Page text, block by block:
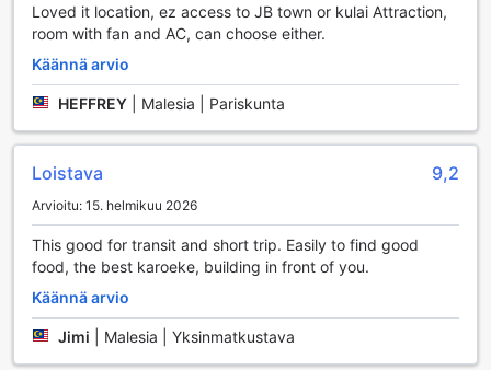
jokainen huone on varusteltu huolellisesti. Huoneet on
varustettu tehokkaalla ilmastoinnilla, joka takaa, että voit
nauttia raikkaasta ja miellyttävästä sisäilmasta, vaikka
täydellisen pakopaikan, jossa voit rentoutua pitkän päivän
ympäristössä.
Lisäksi jokaisessa huoneessa on oma parveke tai terassi,
joka tarjoaa upean mahdollisuuden nauttia aamukahvia tai
illallista ulkona. Parvekkeelta avautuu näkymät
ympäröivään maisemaan, mikä tekee siitä erinomaisen
paikan rentoutumiseen ja rauhoittumiseen. Huoneissa on
myös pehmeät pyyhkeet, jotka lisäävät mukavuutta ja
tekevät oleskelustasi entistäkin miellyttävämmän. Home
Rest Hotel on täydellinen valinta, jos etsit mukautettua ja
rentouttavaa majoitusta Johor Bahru'ssa.
Loved it location, ez access to JB town or kulai Attraction,
room with fan and AC, can choose either.
Käännä arvio
HEFFREY Malesia | Pariskunta
Loistava 9,2
Arvioitu: 15. helmikuu 2026
This good for transit and short trip. Easily to find good
food, the best karoeke, building in front of you.
Käännä arvio
Jimi Malesia | Yksinmatkustava